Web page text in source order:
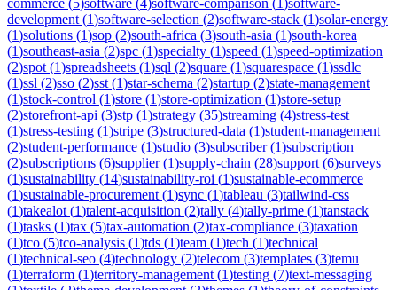
development (1)software-selection (2)software-stack (1)solar-energy
(1)solutions (1)sop (2)south-africa (3)south-asia (1)south-korea
(1)southeast-asia (2)spc (1)specialty (1)speed (1)speed-optimization
(2)spot (1)spreadsheets (1)sql (2)square (1)squarespace (1)ssdlc
(1)ssl (2)sso (2)sst (1)star-schema (2)startup (2)state-management
(1)stock-control (1)store (1)store-optimization (1)store-setup
(2)storefront-api (3)stp (1)strategy (35)streaming (4)stress-test
(1)stress-testing (1)stripe (3)structured-data (1)student-management
(2)student-performance (1)studio (3)subscriber(1)subscription
(2)subscriptions (6)supplier(1)supply-chain (28)support (6)surveys
(1)sustainability (14)sustainability-roi (1)sustainable-ecommerce
(1)sustainable-procurement (1)sync (1)tableau (3)tailwind-css
(1)takealot (1)talent-acquisition (2)tally (4)tally-prime (1)tanstack
(1)tasks (1)tax (5)tax-automation (2)tax-compliance (3)taxation
(1)tco (5)tco-analysis (1)tds (1)team (1)tech (1)technical
(1)technical-seo (4)technology (2)telecom (3)templates (3)temu
(1)terraform (1)territory-management (1)testing (7)text-messaging